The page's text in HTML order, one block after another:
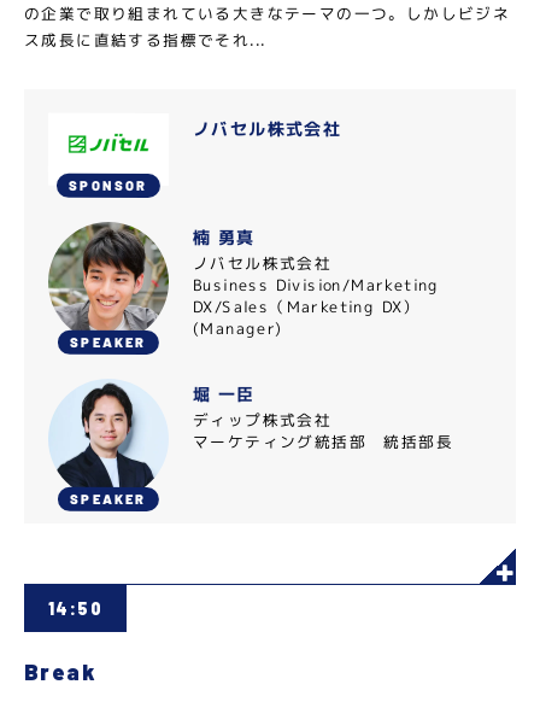
の企業で取り組まれている大きなテーマの一つ。しかしビジネ
ス成長に直結する指標でそれ...
SPONSOR
ノバセル株式会社
SPEAKER
楠 勇真
ノバセル株式会社
Business Division/Marketing
DX/Sales（Marketing DX）
(Manager)
SPEAKER
堀 一臣
ディップ株式会社
マーケティング統括部 統括部長
14:50
Break